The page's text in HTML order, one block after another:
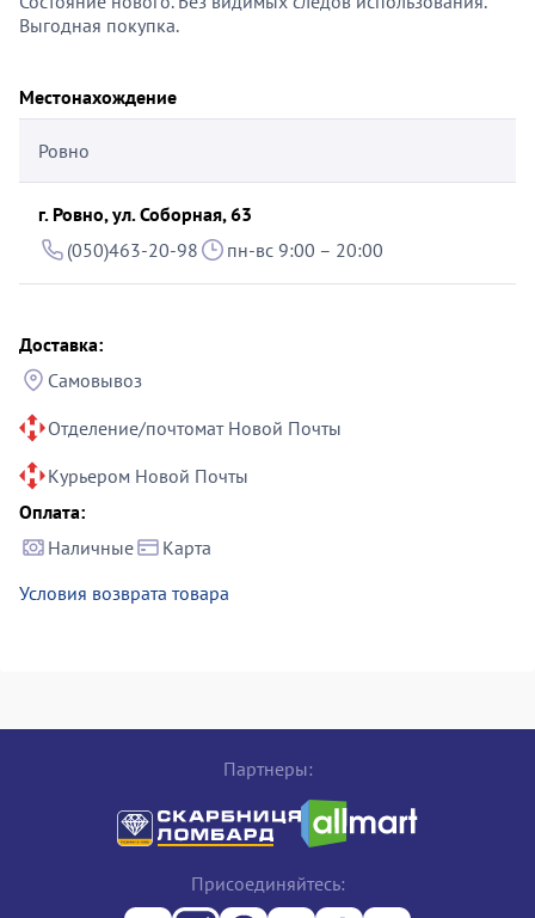
Выгодная покупка.
Местонахождение
Ровно
г. Ровно, ул. Соборная, 63
(050)463-20-98
пн-вс 9:00 – 20:00
Доставка:
Самовывоз
Отделение/почтомат Новой Почты
Курьером Новой Почты
Оплата:
Наличные
Карта
Условия возврата товара
Партнеры:
Присоединяйтесь: